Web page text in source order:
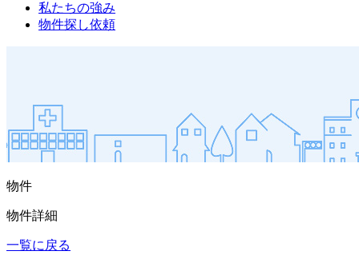
私たちの強み
物件探し依頼
物件
物件詳細
一覧に戻る